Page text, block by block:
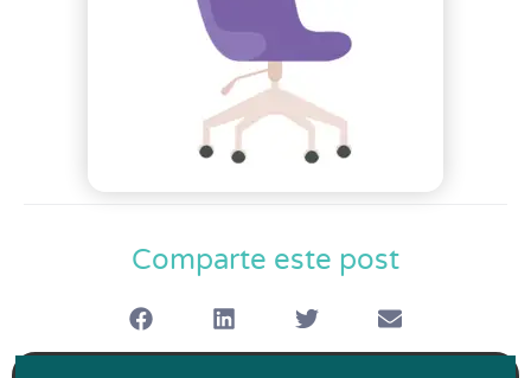
Comparte este post